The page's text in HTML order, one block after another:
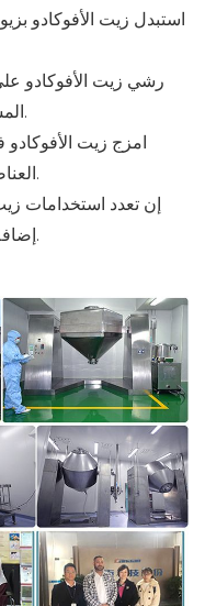
المشوية لإضافة لمسة نهائية لذيذة ومغذية.
العناصر الغذائية والحصول على قوام كريمي.
إضافة قيّمة لكل من روتين جمالك ومطبخك.